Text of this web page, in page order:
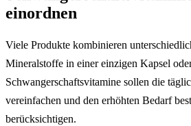
einordnen
Viele Produkte kombinieren
Mineralstoffe in einer einzigen Kapsel
Schwangerschaftsvitamine sollen die
vereinfachen und den erhöhten Bedarf
berücksichtigen.